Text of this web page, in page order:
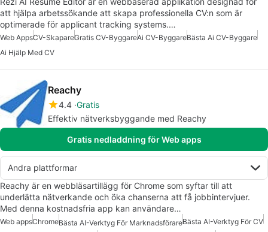
att hjälpa arbetssökande att skapa professionella CV:n som är
optimerade för applicant tracking systems.…
Web AppsCV-SkapareGratis CV-ByggareAi CV-ByggareBästa Ai CV-Byggare
Ai Hjälp Med CV
Reachy
4.4 Gratis
Effektiv nätverksbyggande med Reachy
Gratis nedladdning för Web apps
Andra plattformar
Reachy är en webbläsartillägg för Chrome som syftar till att
underlätta nätverkande och öka chanserna att få jobbintervjuer.
Med denna kostnadsfria app kan användare…
Web appsChromeBästa AI-Verktyg För MarknadsförareBästa AI-Verktyg För CV